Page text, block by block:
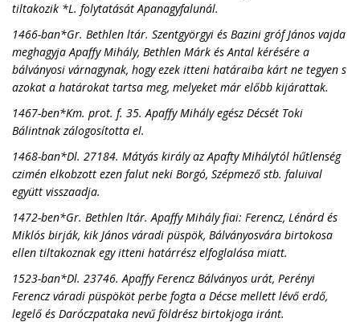
tiltakozik *L. folytatását Apanagyfalunál.
1466-ban*Gr. Bethlen ltár. Szentgyörgyi és Bazini gróf János vajda
meghagyja Apaffy Mihály, Bethlen Márk és Antal kérésére a
bálványosi várnagynak, hogy ezek itteni határaiba kárt ne tegyen s
azokat a határokat tartsa meg, melyeket már előbb kijárattak.
1467-ben*Km. prot. f. 35. Apaffy Mihály egész Décsét Toki
Bálintnak zálogosította el.
1468-ban*Dl. 27184. Mátyás király az Apafty Mihálytól hűtlenség
czimén elkobzott ezen falut neki Borgó, Szépmező stb. faluival
együtt visszaadja.
1472-ben*Gr. Bethlen ltár. Apaffy Mihály fiai: Ferencz, Lénárd és
Miklós birják, kik János váradi püspök, Bálványosvára birtokosa
ellen tiltakoznak egy itteni határrész elfoglalása miatt.
1523-ban*Dl. 23746. Apaffy Ferencz Bálványos urát, Perényi
Ferencz váradi püspököt perbe fogta a Décse mellett lévő erdő,
legelő és Daróczpataka nevű földrész birtokjoga iránt.